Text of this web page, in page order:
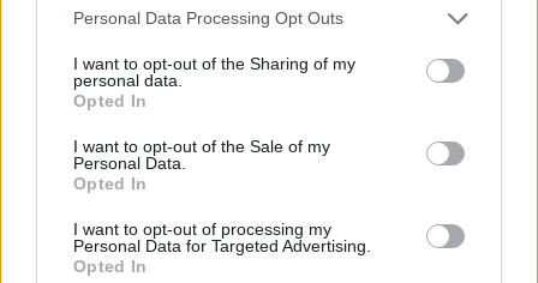
negar su consentimiento. Tenga en cuenta que algún
de su consentimiento, pero usted tiene el derecho de
rechazar tal procesamiento. Sus preferencias se aplicarán
cualquier momento entrando de nuevo en este sitio web o
visitando nuestra política de privacidad.
Personal Data Processing Opt Outs
I want to opt-out of the Sharing of my
personal data.
Opted In
I want to opt-out of the Sale of my
Personal Data.
Opted In
I want to opt-out of processing my
Personal Data for Targeted Advertising.
Opted In